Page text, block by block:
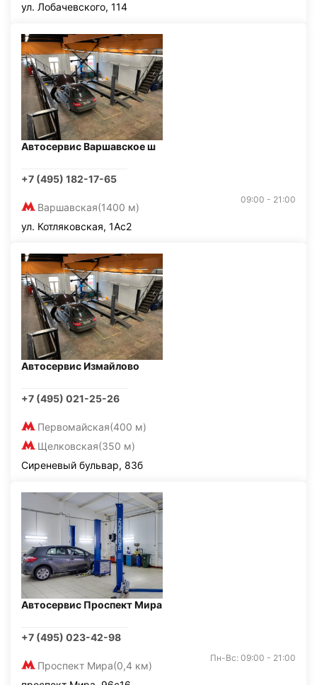
ул. Лобачевского, 114
Автосервис Варшавское ш
+7 (495) 182-17-65
Варшавская(1400 м)
09:00 - 21:00
ул. Котляковская, 1Ас2
Автосервис Измайлово
+7 (495) 021-25-26
Первомайская(400 м)
Щелковская(350 м)
Сиреневый бульвар, 83б
Автосервис Проспект Мира
+7 (495) 023-42-98
Проспект Мира(0,4 км)
Пн-Вс: 09:00 - 21:00